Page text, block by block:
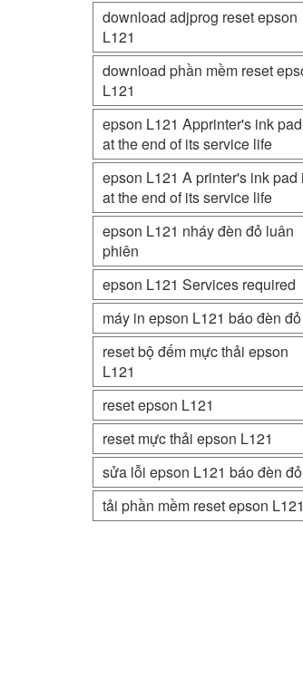
download adjprog reset epson
L121
download phần mềm reset
L121
epson L121 Apprinter's ink
at the end of its service life
epson L121 A printer's ink pad
at the end of its service life
epson L121 nháy đèn đỏ luân
phiên
epson L121 Services required
máy in epson L121 báo đèn đỏ
reset bộ đếm mực thải epson
L121
reset epson L121
reset mực thải epson L121
sửa lỗi epson L121 báo đèn đỏ
tải phần mềm reset epson L121